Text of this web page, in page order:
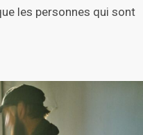
les personnes qui sont